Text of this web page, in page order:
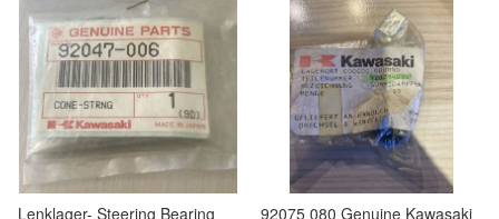
Lenklager- Steering Bearing
92075 080 Genuine Kawasaki